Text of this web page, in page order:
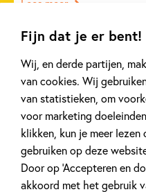
Fijn dat je er bent!
Wij, en derde partijen,
van cookies. Wij
van statistieken, om
voor marketing
klikken, kun je meer
gebruiken op deze
Door op ‘Accepteren en
akkoord met het gebruik
Bekijk
Bekijk ook eens